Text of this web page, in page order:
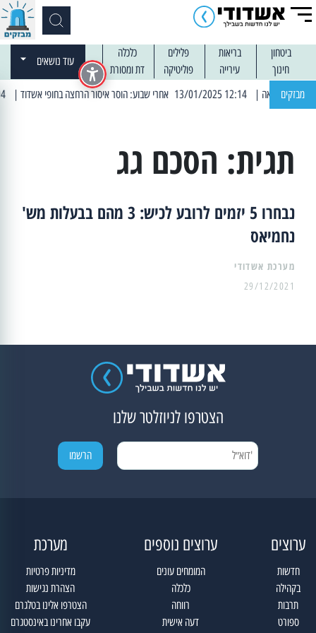
ביטחון בריאות פלילים
כלכלה
חינוך
עירייה פוליטיקה דת ומסורת
עוד נושאים
מבזקים | 13:04 14/01/2025 עובדים בלילות: עבודות קרצוף וריבוד אספלט
תגית: הסכם גג
נבחרו 5 יזמים לרובע לכיש: 3 מהם בבעלות מש'
נחמיאס
מערכת אשדודי
29/12/2021
הצטרפו לניוזלטר שלנו
ערוצים
חדשות
בקהילה
תרבות
ספורט
ערוצים נוספים
המומחים עונים
כלכלה
רווחה
דעה אישית
מערכת
מדיניות פרטיות
הצהרת נגישות
הצטרפו אלינו בטלגרם
עקבו אחרינו באינסטגרם